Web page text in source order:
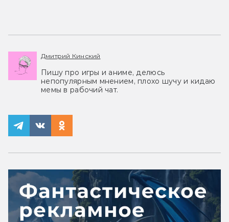
Дмитрий Кинский
Пишу про игры и аниме, делюсь
непопулярным мнением, плохо шучу и кидаю
мемы в рабочий чат.